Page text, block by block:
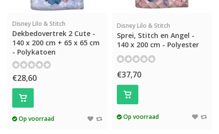
Disney Lilo & Stitch
Dekbedovertrek 2 Cute -
140 x 200 cm + 65 x 65 cm
- Polykatoen
€28,60
Op voorraad
Disney Lilo & Stitch
Sprei, Stitch en Angel -
140 x 200 cm - Polyester
€37,70
Op voorraad